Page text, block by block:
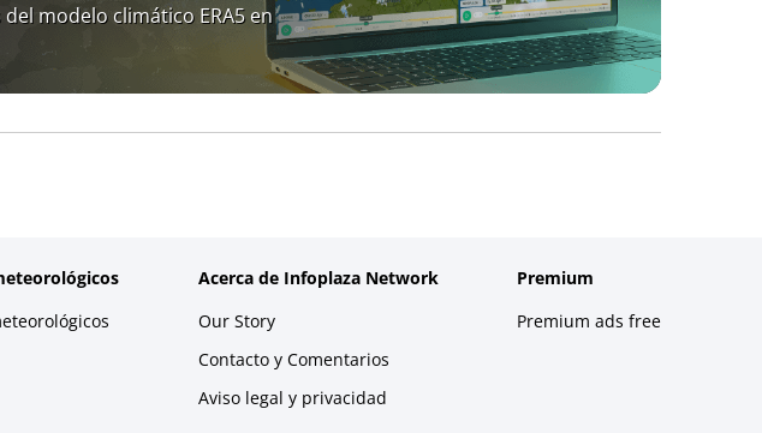
modelo climático ERA5 en
Acerca de Infoplaza Network
Our Story
Contacto y Comentarios
Aviso legal y privacidad
Premium
Premium ads free